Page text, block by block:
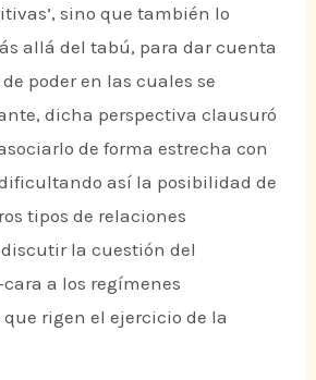
sino que también lo
allá del tabú, para dar cuenta
poder en las cuales se
dicha perspectiva clausuró
de forma estrecha con
así la posibilidad de
tipos de relaciones
la cuestión del
a los regímenes
rigen el ejercicio de la